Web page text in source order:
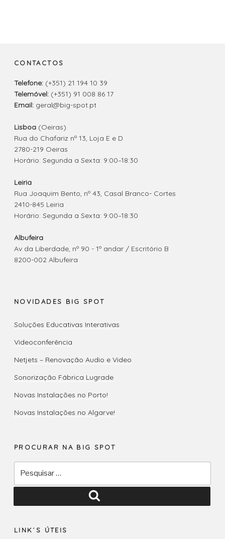
CONTACTOS
Telefone: (+351) 21 194 10 39
Telemóvel: (+351) 91 008 86 17
Email: geral@big-spot.pt
Lisboa (Oeiras)
Rua do Chafariz nº 13, Loja E e D
2780-219 Oeiras
Horário: Segunda a Sexta: 9:00–18:30
Leiria
Rua Joaquim Bento, nº 43, Casal Branco- Cortes
2410-845 Leiria
Horário: Segunda a Sexta: 9:00–18:30
Albufeira
Av da Liberdade, nº 90 - 1º andar / Escritório B
8200-002 Albufeira
NOVIDADES BIG SPOT
Soluções Educativas Interativas
Videoconferência
Netjets – Renovação Audio e Video
Sonorização Fábrica Lugrade
Novas Instalações no Porto!
Novas Instalações no Algarve!
PROCURAR NA BIG SPOT
por:
LINK´S ÚTEIS